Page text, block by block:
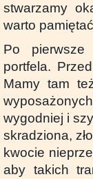
stwarzamy
warto
Po pierwsze
portfela.
Mamy tam
wygodniej i
skradziona,
kwocie
aby takich